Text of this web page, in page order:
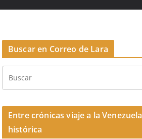
Buscar en Correo de Lara
Entre crónicas viaje a la Venezuela
histórica